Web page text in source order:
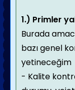
1.) Primler
Burada
bazı genel
yetineceğim
- Kalite